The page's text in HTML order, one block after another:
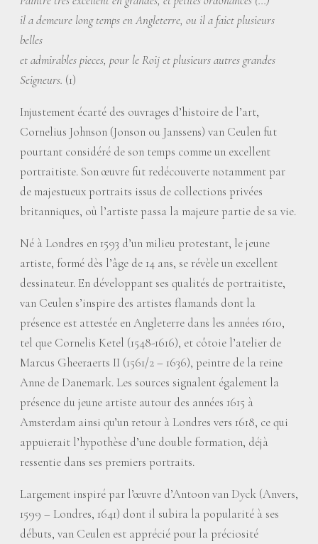
il a demeure long temps en Angleterre, ou il a faict plusieurs
belles
et admirables pieces, pour le Roij et plusieurs autres grandes
Seigneurs. (1)
Injustement écarté des ouvrages d’histoire de l’art,
Cornelius Johnson (Jonson ou Janssens) van Ceulen fut
pourtant considéré de son temps comme un excellent
portraitiste. Son œuvre fut redécouverte notamment par
de majestueux portraits issus de collections privées
britanniques, où l’artiste passa la majeure partie de sa vie.
Né à Londres en 1593 d’un milieu protestant, le jeune
artiste, formé dès l’âge de 14 ans, se révèle un excellent
dessinateur. En développant ses qualités de portraitiste,
van Ceulen s’inspire des artistes flamands dont la
présence est attestée en Angleterre dans les années 1610,
tel que Cornelis Ketel (1548-1616), et côtoie l’atelier de
Marcus Gheeraerts II (1561/2 – 1636), peintre de la reine
Anne de Danemark. Les sources signalent également la
présence du jeune artiste autour des années 1615 à
Amsterdam ainsi qu’un retour à Londres vers 1618, ce qui
appuierait l’hypothèse d’une double formation, déjà
ressentie dans ses premiers portraits.
Largement inspiré par l’œuvre d’Antoon van Dyck (Anvers,
1599 – Londres, 1641) dont il subira la popularité à ses
débuts, van Ceulen est apprécié pour la préciosité